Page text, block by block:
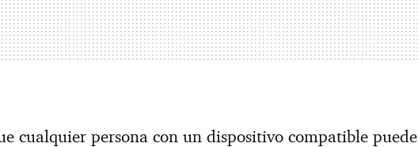
cualquier persona con un dispositivo compatible puede